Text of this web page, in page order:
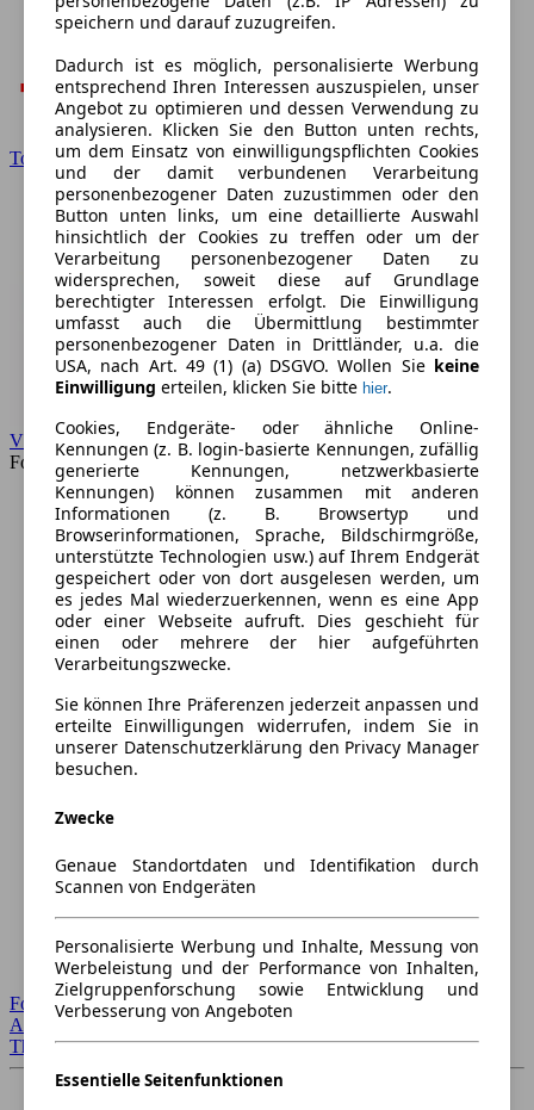
Toyota
VW
Forum
Forum Startseite
Alle Auto-Foren
Themen-Forum
speichern und darauf zuzugreifen.
Dadurch ist es möglich, personalisierte Werbung
entsprechend Ihren Interessen auszuspielen, unser
Angebot zu optimieren und dessen Verwendung zu
analysieren. Klicken Sie den Button unten rechts,
um dem Einsatz von einwilligungspflichten Cookies
und der damit verbundenen Verarbeitung
personenbezogener Daten zuzustimmen oder den
Button unten links, um eine detaillierte Auswahl
hinsichtlich der Cookies zu treffen oder um der
Verarbeitung personenbezogener Daten zu
widersprechen, soweit diese auf Grundlage
berechtigter Interessen erfolgt. Die Einwilligung
umfasst auch die Übermittlung bestimmter
personenbezogener Daten in Drittländer, u.a. die
USA, nach Art. 49 (1) (a) DSGVO. Wollen Sie keine
Einwilligung erteilen, klicken Sie bitte hier.
Cookies, Endgeräte- oder ähnliche Online-
Kennungen (z. B. login-basierte Kennungen, zufällig
generierte Kennungen, netzwerkbasierte
Kennungen) können zusammen mit anderen
Informationen (z. B. Browsertyp und
Browserinformationen, Sprache, Bildschirmgröße,
unterstützte Technologien usw.) auf Ihrem Endgerät
gespeichert oder von dort ausgelesen werden, um
es jedes Mal wiederzuerkennen, wenn es eine App
oder einer Webseite aufruft. Dies geschieht für
einen oder mehrere der hier aufgeführten
Verarbeitungszwecke.
Sie können Ihre Präferenzen jederzeit anpassen und
erteilte Einwilligungen widerrufen, indem Sie in
unserer Datenschutzerklärung den Privacy Manager
besuchen.
Zwecke
Genaue Standortdaten und Identifikation durch
Scannen von Endgeräten
Personalisierte Werbung und Inhalte, Messung von
Werbeleistung und der Performance von Inhalten,
Zielgruppenforschung sowie Entwicklung und
Verbesserung von Angeboten
Essentielle Seitenfunktionen